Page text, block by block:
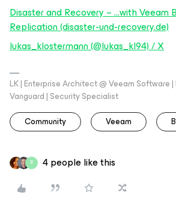
Disaster and Recovery – …with Veeam
Replication (disaster-und-recovery.de)
lukas_klostermann (@lukas_kl94) / X
LK | Enterprise Architect @ Veeam Software |
Vanguard | Security Specialist
Community
Veeam
R 4 people like this